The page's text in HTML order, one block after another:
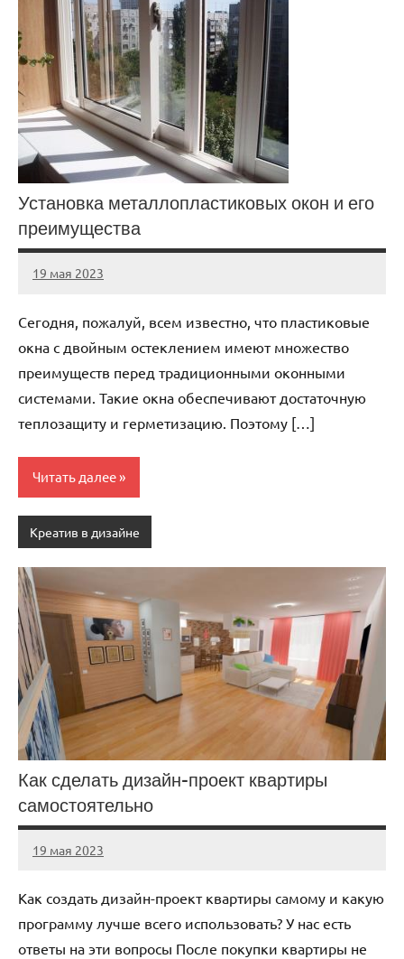
Установка металлопластиковых окон и его
преимущества
19 мая 2023
ntru_ru
Нет
Сегодня, пожалуй, всем известно, что пластиковые
окна с двойным остеклением имеют множество
преимуществ перед традиционными оконными
системами. Такие окна обеспечивают достаточную
теплозащиту и герметизацию. Поэтому […]
Читать далее
Креатив в дизайне
Как сделать дизайн-проект квартиры
самостоятельно
19 мая 2023
ntru_ru
Нет
Как создать дизайн-проект квартиры самому и какую
программу лучше всего использовать? У нас есть
ответы на эти вопросы После покупки квартиры не